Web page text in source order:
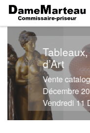
Skip to content
d’Art
Vente
Décembre
Vendredi 11
12h - 14h à